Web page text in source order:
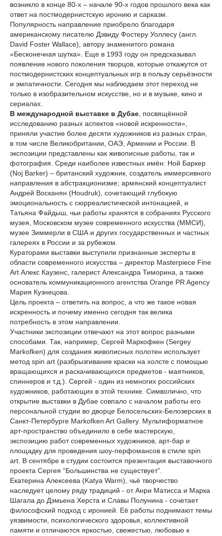
возникло в конце 80-х – начале 90-х годов прошлого века как
ответ на постмодернистскую иронию и сарказм.
Популярность направление приобрело благодаря
американскому писателю Дэвиду Фостеру Уоллесу (англ.
David Foster Wallace), автору знаменитого романа
«Бесконечная шутка». Еще в 1993 году он предсказывал
появление нового поколения творцов, которые откажутся от
постмодернистских концептуальных игр в пользу серьёзности
и эмпатичности. Сегодня мы наблюдаем этот переход не
только в изобразительном искусстве, но и в музыке, кино и
сериалах.
В международной выставке в Дубае , посвящённой
исследованию разных аспектов «новой искренности»,
приняли участие более десяти художников из разных стран,
в том числе Великобритании, ОАЭ, Армении и России. В
экспозиции представлены как живописные работы, так и
фотография. Среди наиболее известных имён: Ной Баркер
(Noj Barker) – британский художник, создатель иммерсивного
направления в абстракционизме; армянский концептуалист
Андрей Восканян (Houdruk), сочетающий глубокую
эмоциональность с сюрреалистической интонацией, и
Татьяна Файдыш, чьи работы хранятся в собраниях Русского
музея, Московском музее современного искусства (ММСИ),
музее Зиммерли в США и других государственных и частных
галереях в России и за рубежом.
Кураторами выставки выступили признанные эксперты в
области современного искусства – директор Masterpiece Fine
Art Алекс Каузенс, галерист Александра Тиморина, а также
основатель коммуникационного агентства Orange PR Agency
Мария Кузнецова.
Цель проекта – ответить на вопрос, а что же такое новая
искренность и почему именно сегодня так велика
потребность в этом направлении.
Участники экспозиции отвечают на этот вопрос разными
способами. Так, например, Сергей Маркофкен (Sergey
Markofken) для создания живописных полотен использует
метод spin art (разбрызгивание краски на холсте с помощью
вращающихся и раскачивающихся предметов - маятников,
спиннеров и т.д.). Сергей - один из немногих российских
художников, работающих в этой технике. Символично, что
открытие выставки в Дубае совпало с началом работы его
персональной студии во дворце Белосельских-Белозерских в
Санкт-Петербурге Markofken Art Gallery. Мультиформатное
арт-пространство объединило в себе мастерскую,
экспозицию работ современных художников, арт-бар и
площадку для проведения шоу-перфомансов в стиле spin
art. В сентябре в студии состоится презентация выставочного
проекта Сергея “Большинства не существует”.
Екатерина Алексеева (Katya Warm), чьё творчество
наследует целому ряду традиций - от Анри Матисса и Марка
Шагала до Дэмьена Херста и Славы Полунина - сочетает
философский подход с иронией. Её работы поднимают темы
уязвимости, психологического здоровья, коллективной
памяти и отличаются яркостью, свежестью, любовью к